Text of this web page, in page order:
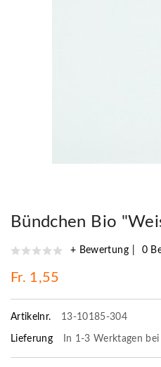
Bündchen Bio
+ Bewertung 0
Fr. 1,55
Artikelnr. 13-10185-304
Lieferung In 1-3 Werktagen